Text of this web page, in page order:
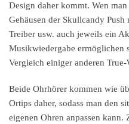
Design daher kommt. Wen
Gehäusen der Skullcandy
Treiber usw. auch jeweils ein
Musikwiedergabe ermöglichen
Vergleich einiger anderen
Beide Ohrhörer kommen wie
Ortips daher, sodass man den
eigenen Ohren anpassen